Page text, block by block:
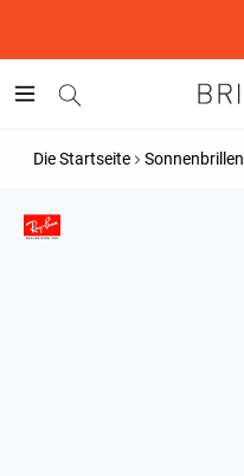
Die Startseite Sonnenbrillen